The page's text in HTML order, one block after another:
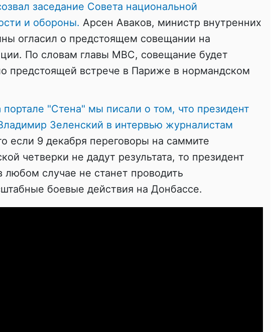
заседание Совета национальной
и обороны. Арсен Аваков, министр внутренних
огласил о предстоящем совещании на
По словам главы МВС, совещание будет
предстоящей встрече в Париже в нормандском
портале "Стена" мы писали о том, что президент
Зеленский в интервью журналистам
если 9 декабря переговоры на саммите
четверки не дадут результата, то президент
любом случае не станет проводить
боевые действия на Донбассе.